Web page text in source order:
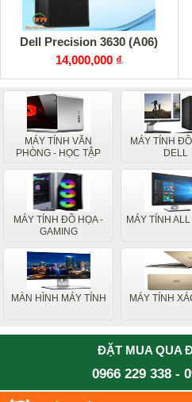
Dell Precision 3630 (A06)
14,000,000 ₫
MÁY TÍNH VĂN
PHÒNG - HỌC TẬP
MÁY TÍNH
DELL
MÁY TÍNH ĐỒ HỌA -
GAMING
MÁY TÍNH
MÀN HÌNH MÁY TÍNH MÁY TÍNH
ĐẶT MUA QUA
0966 229 338 -